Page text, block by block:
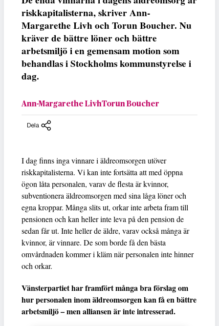
riskkapitalisterna, skriver Ann-
Margarethe Livh och Torun Boucher. Nu
kräver de bättre löner och bättre
arbetsmiljö i en gemensam motion som
behandlas i Stockholms kommunstyrelse i
dag.
Ann-Margarethe LivhTorun Boucher
Dela
I dag finns inga vinnare i äldreomsorgen utöver
riskkapitalisterna. Vi kan inte fortsätta att med öppna
ögon låta personalen, varav de flesta är kvinnor,
subventionera äldreomsorgen med sina låga löner och
egna kroppar. Många slits ut, orkar inte arbeta fram till
pensionen och kan heller inte leva på den pension de
sedan får ut. Inte heller de äldre, varav också många är
kvinnor, är vinnare. De som borde få den bästa
omvårdnaden kommer i kläm när personalen inte hinner
och orkar.
Vänsterpartiet har framfört många bra förslag om
hur personalen inom äldreomsorgen kan få en bättre
arbetsmiljö – men alliansen är inte intresserad.